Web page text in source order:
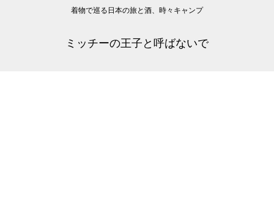
着物で巡る日本の旅と酒、時々キャンプ
ミッチーの王子と呼ばないで